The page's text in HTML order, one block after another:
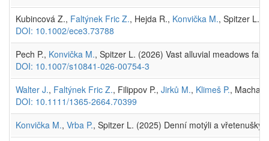
Kubincová Z., Faltýnek Fric Z., Hejda R., Konvička M., Spitzer L.,
DOI: 10.1002/ece3.73788
Pech P., Konvička M., Spitzer L. (2026) Vast alluvial meadows
DOI: 10.1007/s10841-026-00754-3
Walter J., Faltýnek Fric Z., Filippov P., Jirků M., Klimeš P., Machač
DOI: 10.1111/1365-2664.70399
Konvička M., Vrba P., Spitzer L. (2025) Denní motýli a vřetenušky